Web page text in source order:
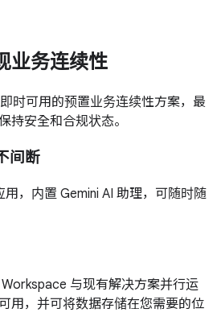
业务连续性
时可用的预置业务连续性方案，最
持安全和合规状态。
间断
，内置 Gemini AI 助理，可随时随
与现有解决方案并行运
用，并可将数据存储在您需要的位